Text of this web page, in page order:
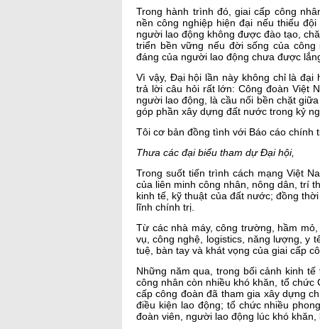
Trong hành trình đó, giai cấp công
nền công nghiệp hiện đại nếu thiếu
người lao động không được đào tạo,
triển bền vững nếu đời sống của
đáng của người lao động chưa được
Vì vậy, Đại hội lần này không chỉ là đại
trả lời câu hỏi rất lớn: Công đoàn Việt
người lao động, là cầu nối bền chặt
góp phần xây dựng đất nước trong kỷ
Tôi cơ bản đồng tình với Báo cáo chính
Thưa các đại biểu tham dự Đại hội,
Trong suốt tiến trình cách mạng Việt
của liên minh công nhân, nông dân, trí
kinh tế, kỹ thuật của đất nước; đồng
lĩnh chính trị.
Từ các nhà máy, công trường, hầm
vụ, công nghệ, logistics, năng lượng, y
tuệ, bàn tay và khát vọng của giai cấp
Những năm qua, trong bối cảnh kinh
công nhân còn nhiều khó khăn, tổ chức
cấp công đoàn đã tham gia xây dựng
điều kiện lao động; tổ chức nhiều
đoàn viên, người lao động lúc khó khăn,